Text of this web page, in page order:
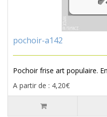
pochoir-a142
Pochoir frise art populaire.
A partir de : 4,20€